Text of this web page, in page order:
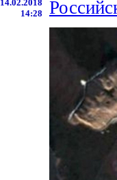
14.02.2018
14:28